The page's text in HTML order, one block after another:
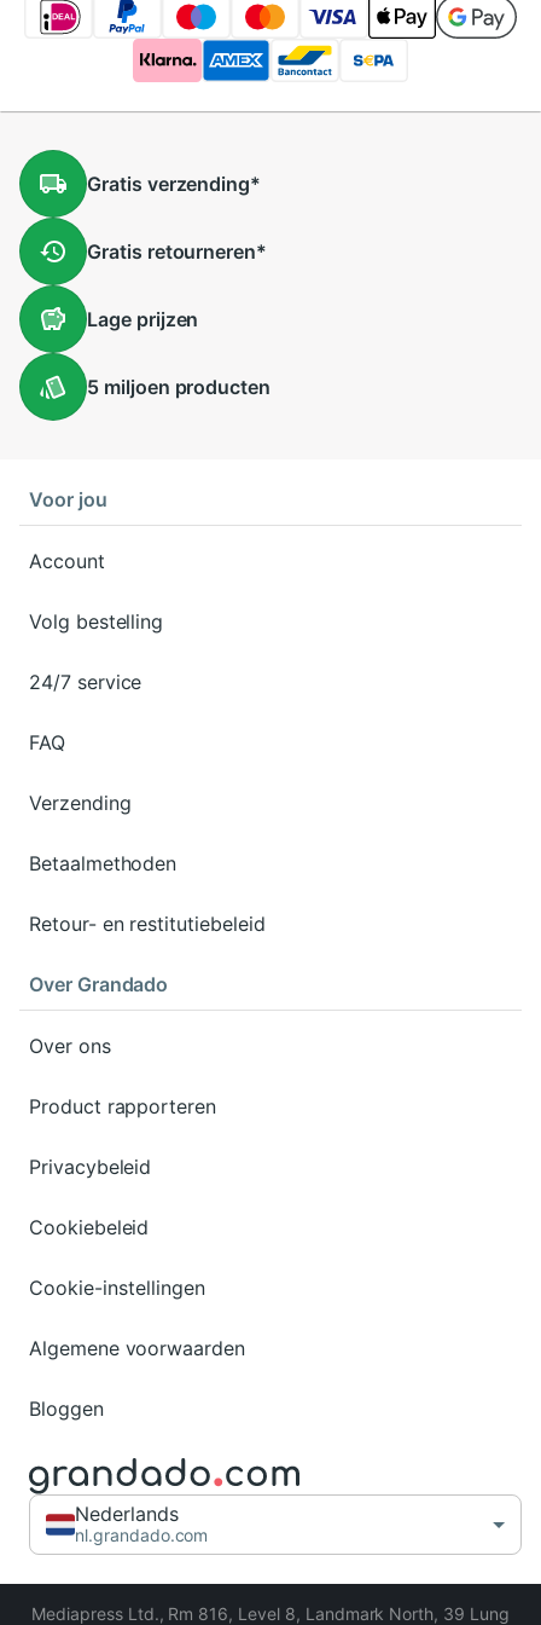
extern geheugen?
Nee, deze mini recorder heeft geen ingebouwde
geheugen. Hij is gericht op efficiënte audio-
Gratis verzending*
Gratis retourneren*
Lageprijzen
5 miljoen producten
Voor jou
Account
Volg bestelling
24/7 service
FAQ
Verzending
Betaalmethoden
Retour- en restitutiebeleid
Over Grandado
Over ons
Product rapporteren
Privacybeleid
Cookiebeleid
Cookie-instellingen
Algemene voorwaarden
Bloggen
Nederlands
nl.grandado.com
Mediapress Ltd., Rm 816, Level 8, Landmark North, 39 Lung